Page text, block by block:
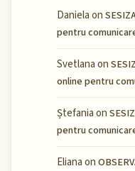
Danielaon
pentru
Svetlanaon
online pentru
Ștefaniaon
pentru
Elianaon